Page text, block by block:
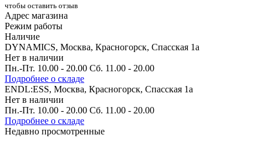
чтобы оставить отзыв
Адрес магазина
Режим работы
Наличие
DYNAMICS, Москва, Красногорск, Спасская 1а
Нет в наличии
Пн.-Пт. 10.00 - 20.00 Сб. 11.00 - 20.00
Подробнее о складе
ENDL:ESS, Москва, Красногорск, Спасская 1а
Нет в наличии
Пн.-Пт. 10.00 - 20.00 Сб. 11.00 - 20.00
Подробнее о складе
Недавно просмотренные